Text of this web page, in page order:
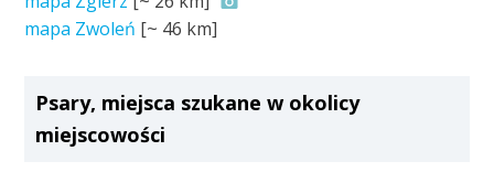
mapa Zwoleń [~ 46 km]
Psary, miejsca szukane w okolicy
miejscowości